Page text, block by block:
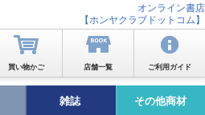
オンライン書店
【ホンヤクラブドットコム】
買い物かご 店舗一覧 ご利用ガイド
雑誌 その他商材